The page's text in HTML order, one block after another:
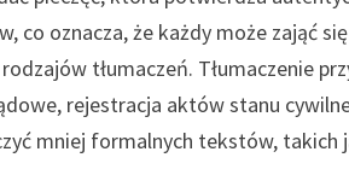
co oznacza, że każdy może zająć
tłumaczeń. Tłumaczenie
rejestracja aktów stanu
mniej formalnych tekstów, takich